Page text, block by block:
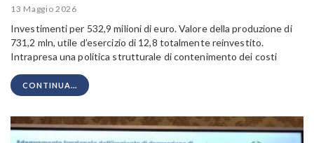
13 Maggio 2026
Investimenti per 532,9 milioni di euro. Valore della produzione di
731,2 mln, utile d’esercizio di 12,8 totalmente reinvestito.
Intrapresa una politica strutturale di contenimento dei costi
CONTINUA...